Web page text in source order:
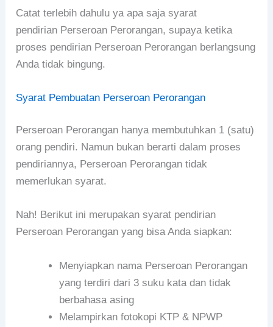
Catat terlebih dahulu ya apa saja syarat
pendirian Perseroan Perorangan, supaya ketika
proses pendirian Perseroan Perorangan berlangsung
Anda tidak bingung.
Syarat Pembuatan Perseroan Perorangan
Perseroan Perorangan hanya membutuhkan 1 (satu)
orang pendiri. Namun bukan berarti dalam proses
pendiriannya, Perseroan Perorangan tidak
memerlukan syarat.
Nah! Berikut ini merupakan syarat pendirian
Perseroan Perorangan yang bisa Anda siapkan:
Menyiapkan nama Perseroan Perorangan
yang terdiri dari 3 suku kata dan tidak
berbahasa asing
Melampirkan fotokopi KTP & NPWP